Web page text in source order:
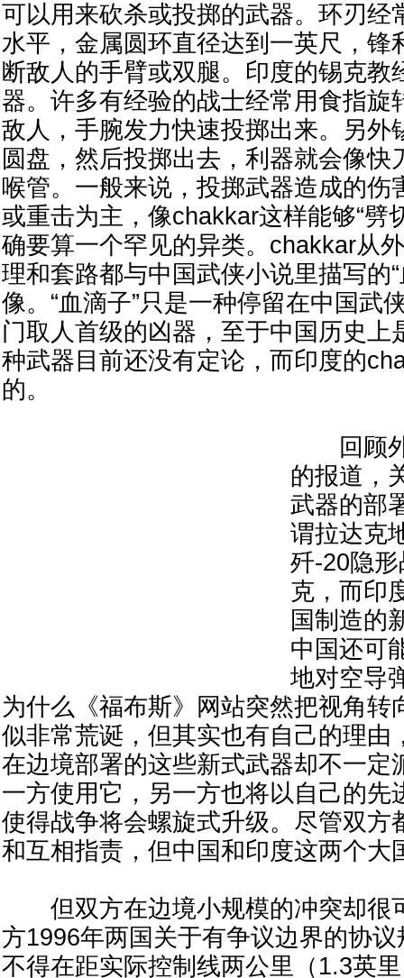
可以用来砍杀或投掷的武器。环刃经
水平，金属圆环直径达到一英尺，锋
断敌人的手臂或双腿。印度的锡克教
器。许多有经验的战士经常用食指旋
敌人，手腕发力快速投掷出来。另外
圆盘，然后投掷出去，利器就会像快
喉管。一般来说，投掷武器造成的伤
或重击为主，像chakkar这样能够“劈
确要算一个罕见的异类。chakkar从
理和套路都与中国武侠小说里描写的
像。“血滴子”只是一种停留在中国武
门取人首级的凶器，至于中国历史上
种武器目前还没有定论，而印度的
的。
回顾外
的报道，
武器的部
谓拉达克
歼-20隐
克，而印
国制造的
中国还可
地对空导
为什么《福布斯》网站突然把视角转
似非常荒诞，但其实也有自己的理由
在边境部署的这些新式武器却不一定
一方使用它，另一方也将以自己的先
使得战争将会螺旋式升级。尽管双方
和互相指责，但中国和印度这两个大
但双方在边境小规模的冲突却很
方1996年两国关于有争议边界的协议
不得在距实际控制线两公里（1.3英